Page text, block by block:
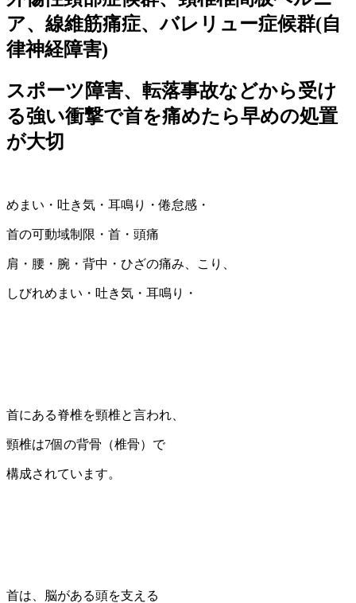
ア、線維筋痛症、バレリュー症候群(自
律神経障害)
スポーツ障害、転落事故などから受け
る強い衝撃で首を痛めたら早めの処置
が大切
めまい・吐き気・耳鳴り・倦怠感・
首の可動域制限・首・頭痛
肩・腰・腕・背中・ひざの痛み、こり、
しびれめまい・吐き気・耳鳴り・
首にある脊椎を頸椎と言われ、
頸椎は7個の背骨（椎骨）で
構成されています。
首は、脳がある頭を支える